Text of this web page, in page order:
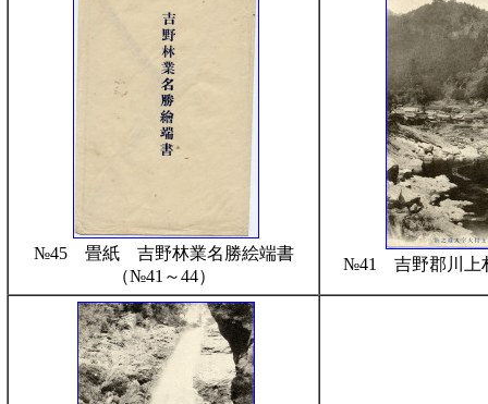
№45 畳紙 吉野林業名勝絵端書
（№41～44）
№41 吉野郡川上